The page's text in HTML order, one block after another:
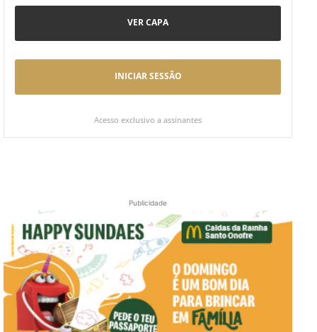
VER CAPA
INICIAR SESSÃO
Acesso exclusivo a assinantes
Publicidade